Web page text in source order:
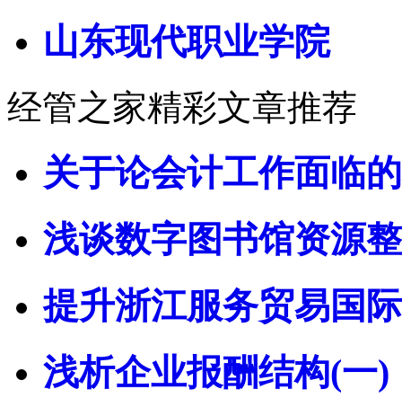
山东现代职业学院
经管之家精彩文章推荐
关于论会计工作面临
浅谈数字图书馆资源
提升浙江服务贸易国
浅析企业报酬结构(一)